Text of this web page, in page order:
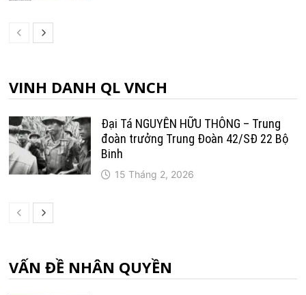
VINH DANH QL VNCH
Đại Tá NGUYỄN HỮU THÔNG – Trung
đoàn trưởng Trung Ðoàn 42/SÐ 22 Bộ
Binh
15 Tháng 2, 2026
VẤN ĐỀ NHÂN QUYỀN